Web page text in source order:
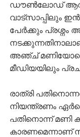
ഡൗണ്‍ലോഡ്
വാട്സാപ്പിലും
പേര്‍ക്കും പ്രശ്നം
അഞ്ച് മണിയോടെ
മീഡിയയിലും
രാത്രി
നിയന്ത്രണം
പതിനൊന്ന് മണി
കാരണമെന്നാണ്